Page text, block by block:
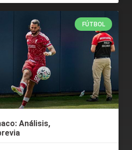
FÚTBOL
Análisis,